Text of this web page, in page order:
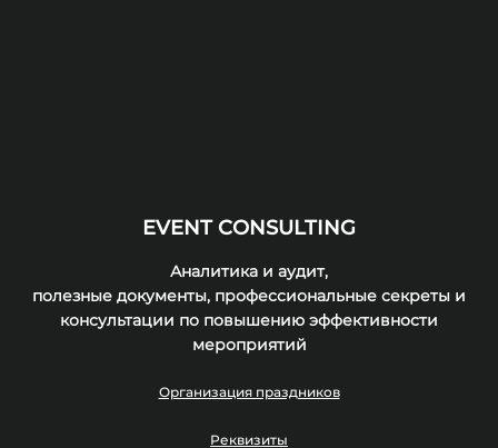
EVENT CONSULTING
Аналитика и аудит,
полезные документы, профессиональные секреты и
консультации по повышению эффективности
мероприятий
Организация праздников
Реквизиты